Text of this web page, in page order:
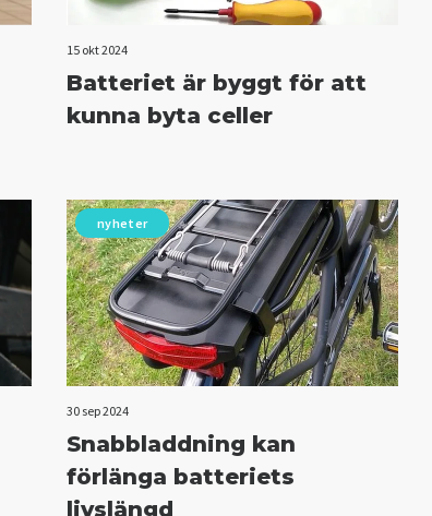
15 okt 2024
Batteriet är byggt för att
kunna byta celler
nyheter
30 sep 2024
Snabbladdning kan
förlänga batteriets
livslängd